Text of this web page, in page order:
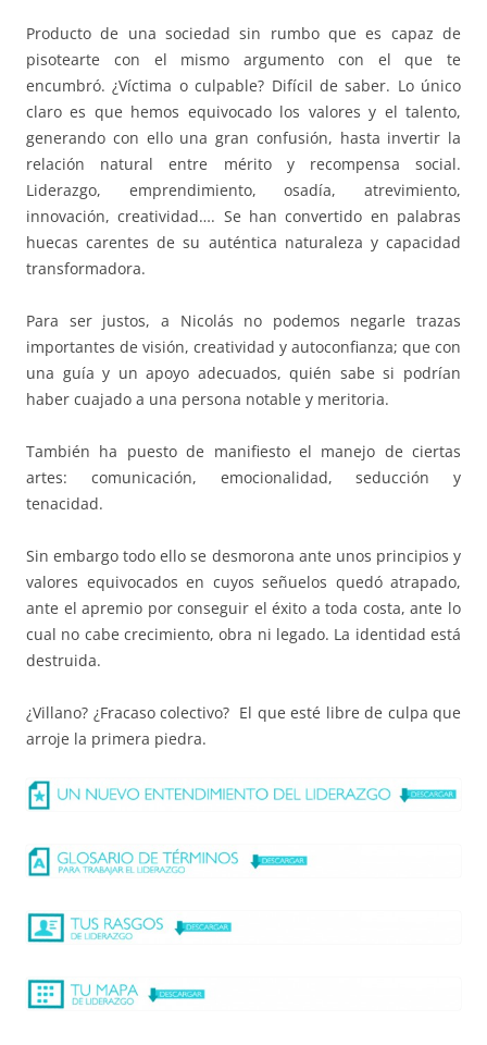
Producto de una sociedad sin rumbo que es capaz de
pisotearte con el mismo argumento con el que te
encumbró. ¿Víctima o culpable? Difícil de saber. Lo único
claro es que hemos equivocado los valores y el talento,
generando con ello una gran confusión, hasta invertir la
relación natural entre mérito y recompensa social.
Liderazgo, emprendimiento, osadía, atrevimiento,
innovación, creatividad…. Se han convertido en palabras
huecas carentes de su auténtica naturaleza y capacidad
transformadora.
Para ser justos, a Nicolás no podemos negarle trazas
importantes de visión, creatividad y autoconfianza; que con
una guía y un apoyo adecuados, quién sabe si podrían
haber cuajado a una persona notable y meritoria.
También ha puesto de manifiesto el manejo de ciertas
artes: comunicación, emocionalidad, seducción y
tenacidad.
Sin embargo todo ello se desmorona ante unos principios y
valores equivocados en cuyos señuelos quedó atrapado,
ante el apremio por conseguir el éxito a toda costa, ante lo
cual no cabe crecimiento, obra ni legado. La identidad está
destruida.
¿Villano? ¿Fracaso colectivo? El que esté libre de culpa que
arroje la primera piedra.